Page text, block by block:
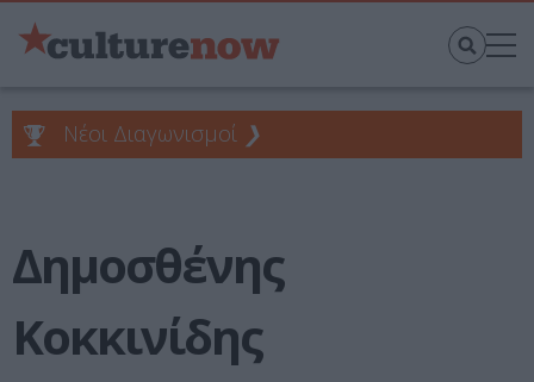
Νέοι Διαγωνισμοί ❯
Δημοσθένης
Κοκκινίδης